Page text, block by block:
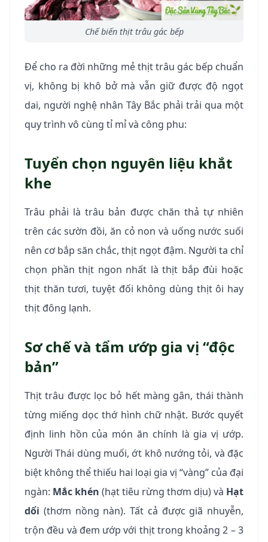
Chế biến thịt trâu gác bếp
Để cho ra đời những mẻ thịt trâu gác bếp chuẩn
vị, không bị khô bở mà vẫn giữ được độ ngọt
dai, người nghệ nhân Tây Bắc phải trải qua một
quy trình vô cùng tỉ mỉ và công phu:
Tuyển chọn nguyên liệu khắt
khe
Trâu phải là trâu bản được chăn thả tự nhiên
trên các sườn đồi, ăn cỏ non và uống nước suối
nên cơ bắp săn chắc, thịt ngọt đậm. Người ta chỉ
chọn phần thịt ngon nhất là thịt bắp đùi hoặc
thịt thăn tươi, tuyệt đối không dùng thịt ôi hay
thịt đông lạnh.
Sơ chế và tẩm ướp gia vị “độc
bản”
Thịt trâu được lọc bỏ hết màng gân, thái thành
từng miếng dọc thớ hình chữ nhật. Bước quyết
định linh hồn của món ăn chính là gia vị ướp.
Người Thái dùng muối, ớt khô nướng tỏi, và đặc
biệt không thể thiếu hai loại gia vị “vàng” của đại
ngàn: Mắc khén (hạt tiêu rừng thơm dịu) và Hạt
dổi (thơm nồng nàn). Tất cả được giã nhuyễn,
trộn đều và đem ướp với thịt trong khoảng 2 – 3